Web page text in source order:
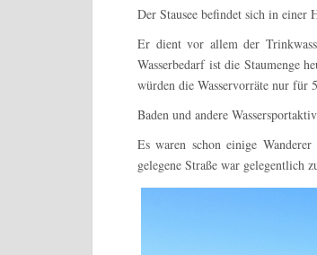
Der Stausee befindet sich in einer
Er dient vor allem der
Wasserbedarf ist die Staumenge
würden die Wasservorräte nur für
Baden und andere
Es waren schon einige
gelegene Straße war gelegentlich